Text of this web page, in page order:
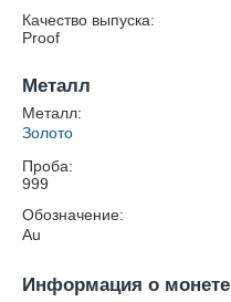
Качество выпуска:
Proof
Металл
Металл:
Золото
Проба:
999
Обозначение:
Au
Информация о монете